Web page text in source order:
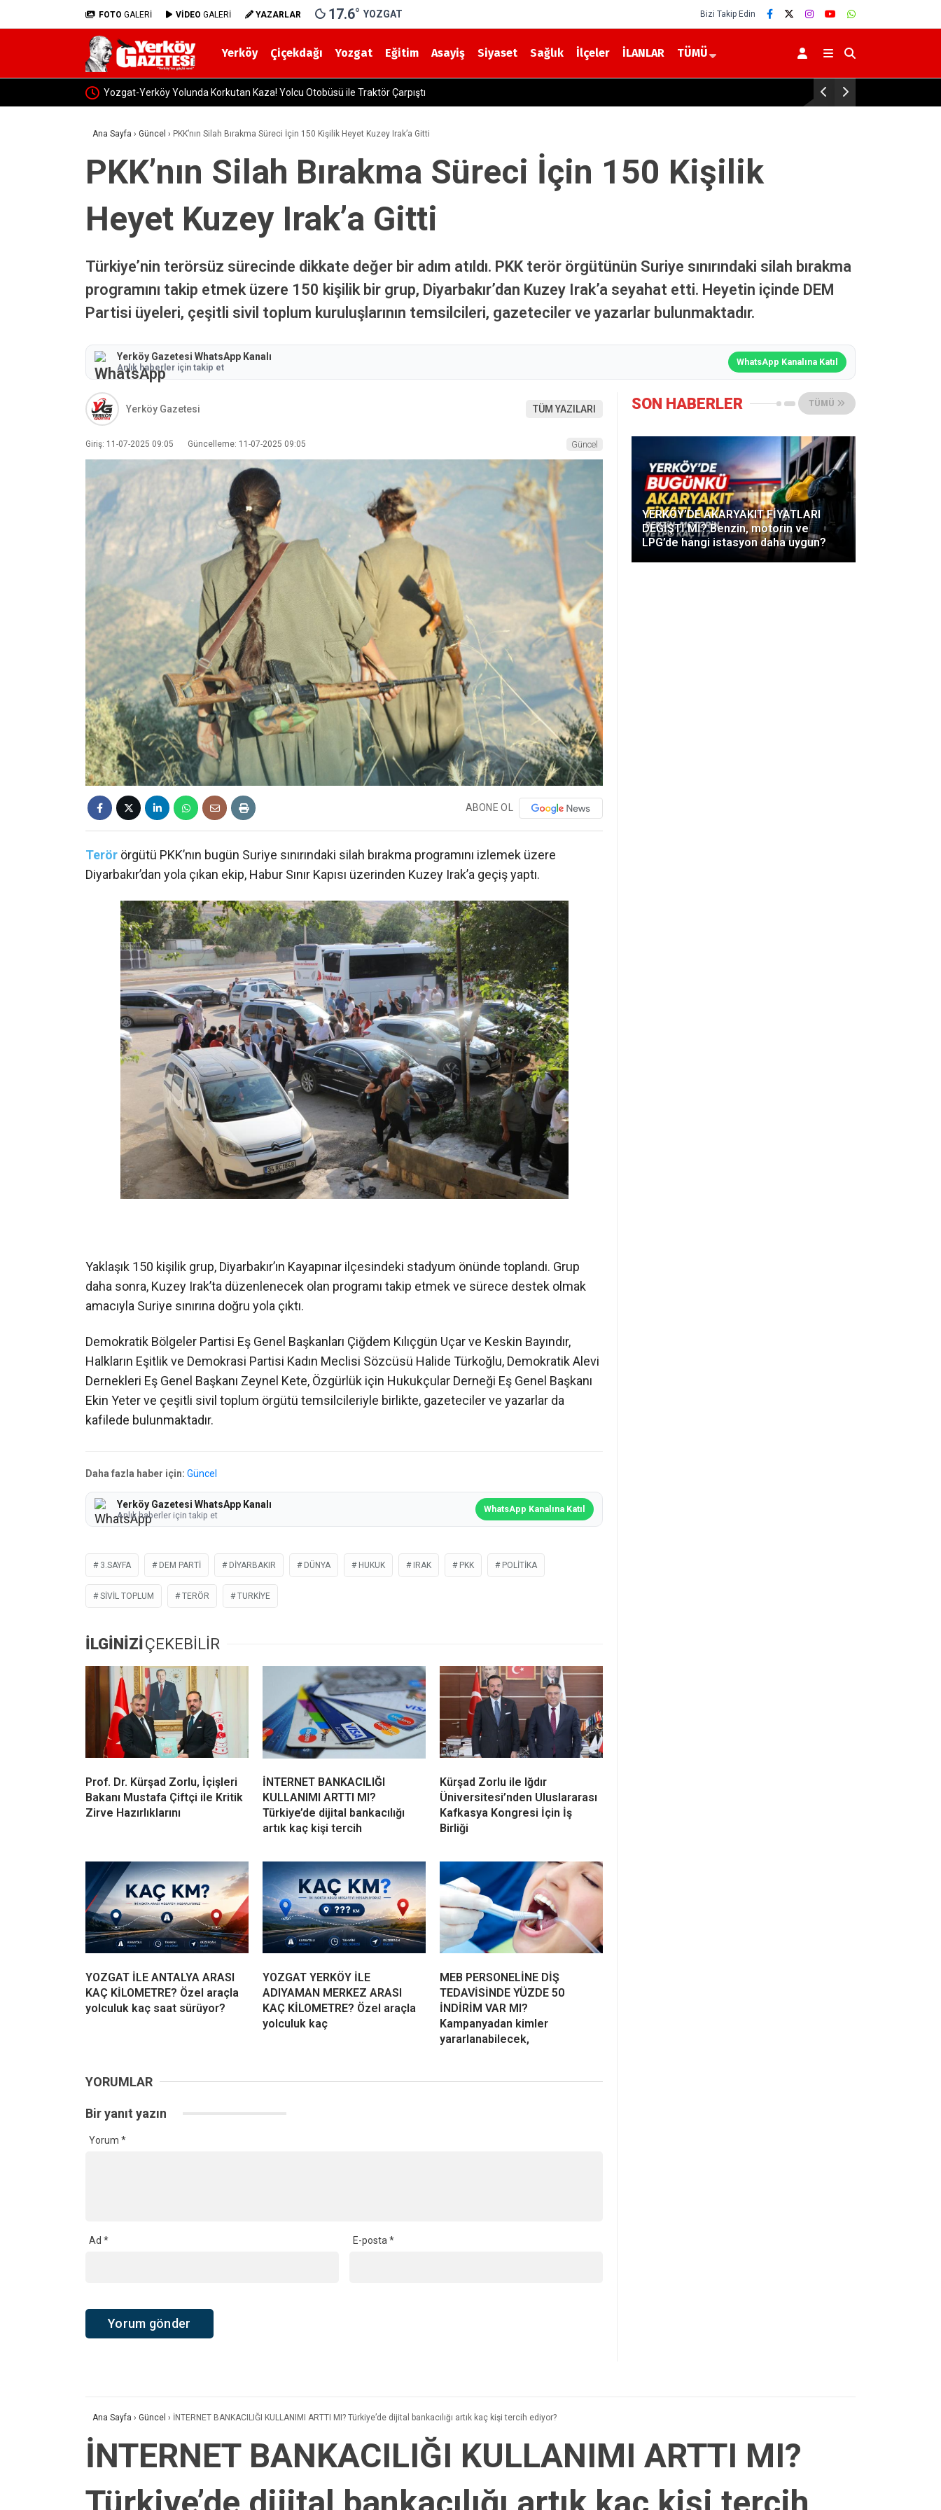
FOTO GALERİ VİDEO GALERİ YAZARLAR 17.6° YOZGAT Bizi Takip Edin
Yerköy Çiçekdağı Yozgat Eğitim Asayiş Siyaset Sağlık İlçeler İLANLAR TÜMÜ
Yozgat-Yerköy Yolunda Korkutan Kaza! Yolcu Otobüsü ile Traktör Çarpıştı Yerköy’de 2026-2027 Eğitim Yılı
Ana Sayfa › Güncel › PKK’nın Silah Bırakma Süreci İçin 150 Kişilik Heyet Kuzey Irak’a Gitti
PKK’nın Silah Bırakma Süreci İçin 150 Kişilik
Heyet Kuzey Irak’a Gitti
Türkiye’nin terörsüz sürecinde dikkate değer bir adım atıldı. PKK terör örgütünün Suriye sınırındaki silah bırakma
programını takip etmek üzere 150 kişilik bir grup, Diyarbakır’dan Kuzey Irak’a seyahat etti. Heyetin içinde DEM
Partisi üyeleri, çeşitli sivil toplum kuruluşlarının temsilcileri, gazeteciler ve yazarlar bulunmaktadır.
Yerköy Gazetesi WhatsApp Kanalı
Anlık haberler için takip et
WhatsApp Kanalına Katıl
Yerköy Gazetesi TÜM YAZILARI
Giriş: 11-07-2025 09:05 Güncelleme: 11-07-2025 09:05 Güncel
ABONE OL
Terör örgütü PKK’nın bugün Suriye sınırındaki silah bırakma programını izlemek üzere
Diyarbakır’dan yola çıkan ekip, Habur Sınır Kapısı üzerinden Kuzey Irak’a geçiş yaptı.
Yaklaşık 150 kişilik grup, Diyarbakır’ın Kayapınar ilçesindeki stadyum önünde toplandı. Grup
daha sonra, Kuzey Irak’ta düzenlenecek olan programı takip etmek ve sürece destek olmak
amacıyla Suriye sınırına doğru yola çıktı.
Demokratik Bölgeler Partisi Eş Genel Başkanları Çiğdem Kılıçgün Uçar ve Keskin Bayındır,
Halkların Eşitlik ve Demokrasi Partisi Kadın Meclisi Sözcüsü Halide Türkoğlu, Demokratik Alevi
Dernekleri Eş Genel Başkanı Zeynel Kete, Özgürlük için Hukukçular Derneği Eş Genel Başkanı
Ekin Yeter ve çeşitli sivil toplum örgütü temsilcileriyle birlikte, gazeteciler ve yazarlar da
kafilede bulunmaktadır.
Daha fazla haber için: Güncel
Yerköy Gazetesi WhatsApp Kanalı
Anlık haberler için takip et
WhatsApp Kanalına Katıl
3.SAYFA DEM PARTI DIYARBAKIR DÜNYA HUKUK IRAK PKK POLITIKA
SIVIL TOPLUM TERÖR TURKIYE
İLGİNİZİÇEKEBİLİR
Prof. Dr. Kürşad Zorlu, İçişleri
Bakanı Mustafa Çiftçi ile Kritik
Zirve Hazırlıklarını
İNTERNET BANKACILIĞI
KULLANIMI ARTTI MI?
Türkiye’de dijital bankacılığı
artık kaç kişi tercih
Kürşad Zorlu ile Iğdır
Üniversitesi’nden Uluslararası
Kafkasya Kongresi İçin İş
Birliği
YOZGAT İLE ANTALYA ARASI
KAÇ KİLOMETRE? Özel araçla
yolculuk kaç saat sürüyor?
YOZGAT YERKÖY İLE
ADIYAMAN MERKEZ ARASI
KAÇ KİLOMETRE? Özel araçla
yolculuk kaç
MEB PERSONELİNE DİŞ
TEDAVİSİNDE YÜZDE 50
İNDİRİM VAR MI?
Kampanyadan kimler
yararlanabilecek,
YORUMLAR
Bir yanıt yazın
Yorum *
Ad * E-posta *
SON HABERLER TÜMÜ
YERKÖY’DE AKARYAKIT FİYATLARI
DEĞİŞTİ Mİ? Benzin, motorin ve
LPG’de hangi istasyon daha uygun?
Ana Sayfa › Güncel › İNTERNET BANKACILIĞI KULLANIMI ARTTI MI? Türkiye’de dijital bankacılığı artık kaç kişi tercih ediyor?
İNTERNET BANKACILIĞI KULLANIMI ARTTI MI?